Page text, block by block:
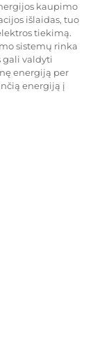
kaupimo
išlaidas, tuo
tiekimą.
sistemų rinka
gali valdyti
energiją per
energiją į